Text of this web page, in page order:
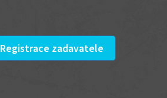
Registrace zadavatele